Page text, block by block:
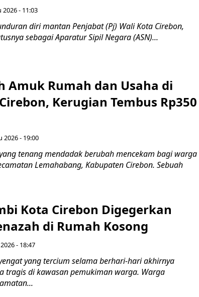
2026 - 11:03
diri mantan Penjabat (Pj) Wali Kota Cirebon,
sebagai Aparatur Sipil Negara (ASN)...
Amuk Rumah dan Usaha di
Kerugian Tembus Rp350
2026 - 19:00
tenang mendadak berubah mencekam bagi warga
Lemahabang, Kabupaten Cirebon. Sebuah
Kota Cirebon Digegerkan
di Rumah Kosong
- 18:47
yang tercium selama berhari-hari akhirnya
tragis di kawasan pemukiman warga. Warga